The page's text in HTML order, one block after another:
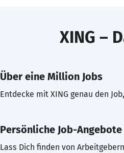
XING –
Über eine Million Jobs
Entdecke mit XING genau den
Persönliche Job-Angebote
Lass Dich finden von